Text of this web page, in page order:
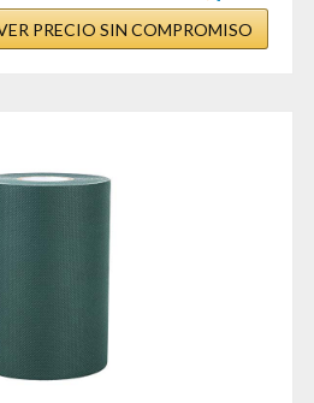
PRECIO SIN COMPROMISO